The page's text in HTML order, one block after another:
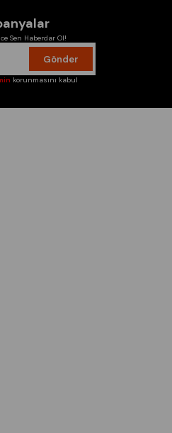
Sen Haberdar Ol!
Gönder
korunmasını kabul